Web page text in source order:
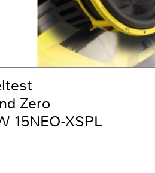
Zero
15NEO-XSPL